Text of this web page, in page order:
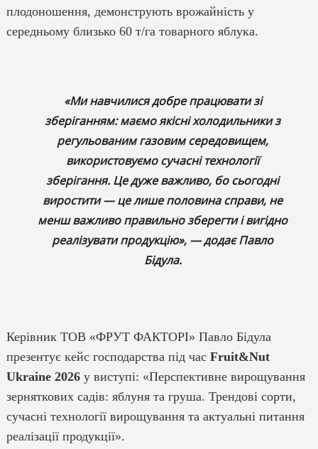
плодоношення, демонструють врожайність у
середньому близько 60 т/га товарного яблука.
«Ми навчилися добре працювати зі
зберіганням: маємо якісні холодильники з
регульованим газовим середовищем,
використовуємо сучасні технології
зберігання. Це дуже важливо, бо сьогодні
виростити — це лише половина справи, не
менш важливо правильно зберегти і вигідно
реалізувати продукцію», — додає Павло
Бідула.
Керівник ТОВ «ФРУТ ФАКТОРІ» Павло Бідула
презентує кейс господарства під час Fruit&Nut
Ukraine 2026у виступі: «Перспективне вирощування
зерняткових садів: яблуня та груша. Трендові сорти,
сучасні технології вирощування та актуальні питання
реалізації продукції».